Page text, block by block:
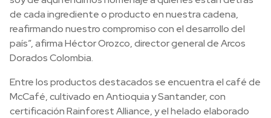
de cada ingrediente o producto en nuestra cadena,
reafirmando nuestro compromiso con el desarrollo del
país”, afirma Héctor Orozco, director general de Arcos
Dorados Colombia.
Entre los productos destacados se encuentra el café de
McCafé, cultivado en Antioquia y Santander, con
certificación Rainforest Alliance, y el helado elaborado